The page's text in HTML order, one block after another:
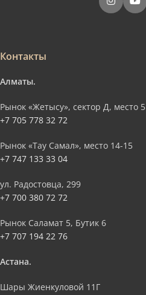
Контакты
Алматы.
Рынок «Жетысу», сектор Д, место 5
+7 705 778 32 72
Рынок «Тау Самал», место 14-15
+7 747 133 33 04
ул. Радостовца, 299
+7 700 380 72 72
Рынок Саламат 5, Бутик 6
+7 707 194 22 76
Астана.
Шары Жиенкуловой 11Г